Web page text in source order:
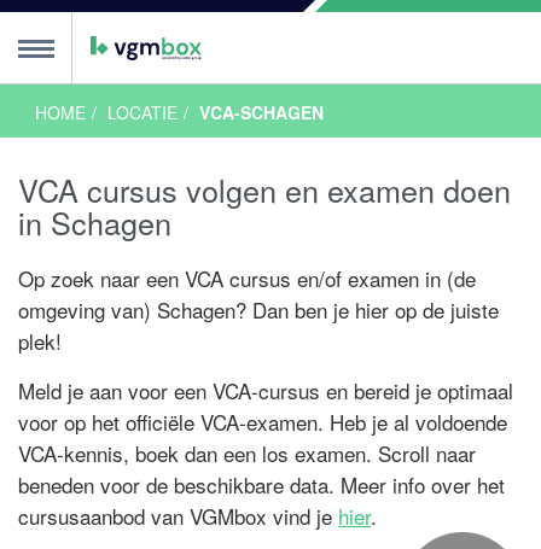
Onderwijs
talenalgemeen
Bosch
Nederland
Haag
VCA Locaties
VCA
arbeidsongevallen
vragen
blogs
te zeggen!
voor ZZP-ers
dan doe je het beter
VCA diploma
branches wordt VCA gebruikt?
in
HOME LOCATIE VCA-SCHAGEN
VCA cursus volgen en examen doen
in Schagen
Op zoek naar een VCA cursus en/of examen in (de
omgeving van) Schagen? Dan ben je hier op de juiste
plek!
Meld je aan voor een VCA-cursus en bereid je optimaal
voor op het officiële VCA-examen. Heb je al voldoende
VCA-kennis, boek dan een los examen. Scroll naar
beneden voor de beschikbare data. Meer info over het
cursusaanbod van VGMbox vind je hier.